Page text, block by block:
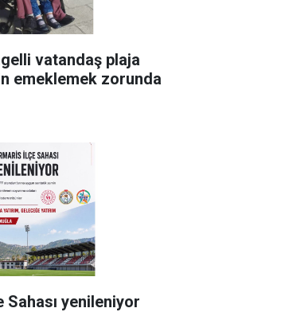
vatandaş plaja
emeklemek zorunda
yenileniyor